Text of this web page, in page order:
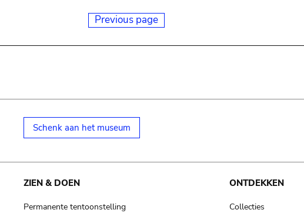
Previous page
Schenk aan het museum
ZIEN & DOEN
Permanente tentoonstelling
ONTDEKKEN
Collecties